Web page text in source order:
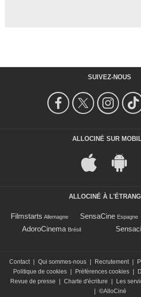
SUIVEZ-NOUS
ALLOCINÉ SUR
ALLOCINÉ À
Filmstarts Allemagne SensaCine Espagne
AdoroCinema Brésil
Contact | Qui sommes-nous | Recrutement |
Politique de cookies | Préférences cookies |
Revue de presse
| Charte d'écriture | Les
| ©AlloCiné